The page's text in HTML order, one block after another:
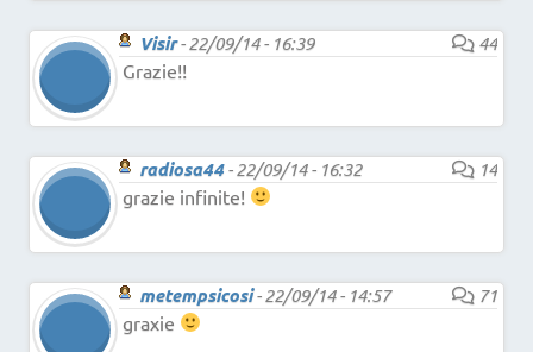
Visir-22/09/14 - 16:39
44
Grazie!!
radiosa44-22/09/14 - 16:32
14
grazie infinite!
metempsicosi-22/09/14 - 14:57
71
graxie